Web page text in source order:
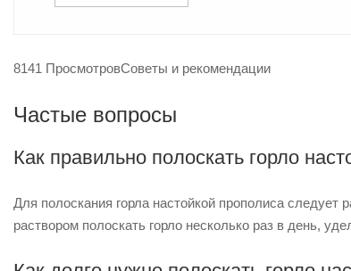
8141 ПросмотровСоветы и рекомендации
Частые вопросы
Как правильно полоскать горло
Для полоскания горла настойкой прополиса
раствором полоскать горло несколько раз в день,